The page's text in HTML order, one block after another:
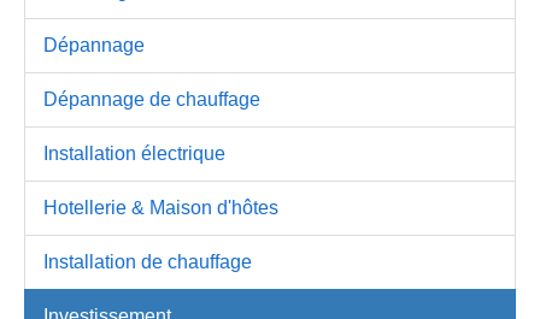
Dépannage
Dépannage de chauffage
Installation électrique
Hotellerie & Maison d'hôtes
Installation de chauffage